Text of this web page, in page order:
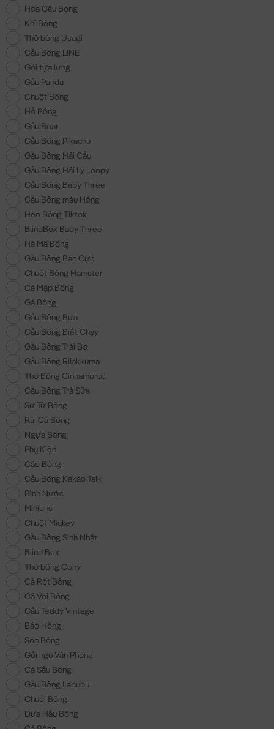
Hoa Gấu Bông
Khỉ Bông
Thỏ bông Usagi
Gấu Bông LINE
Gối tựa lưng
Gấu Panda
Chuột Bông
Hổ Bông
Gấu Bear
Gấu Bông Pikachu
Gấu Bông Hải Cẩu
Gấu Bông Hải Ly Loopy
Gấu Bông Baby Three
Gấu Bông màu Hồng
Heo Bông Tiktok
BlindBox Baby Three
Hà Mã Bông
Gấu Bông Bắc Cực
Chuột Bông Hamster
Cá Mập Bông
Gà Bông
Gấu Bông Bựa
Gấu Bông Biết Chạy
Gấu Bông Trái Bơ
Gấu Bông Rilakkuma
Thỏ Bông Cinnamoroll
Gấu Bông Trà Sữa
Sư Tử Bông
Rái Cá Bông
Ngựa Bông
Phụ Kiện
Cáo Bông
Gấu Bông Kakao Talk
Bình Nước
Minions
Chuột Mickey
Gấu Bông Sinh Nhật
Blind Box
Thỏ bông Cony
Cà Rốt Bông
Cá Voi Bông
Gấu Teddy Vintage
Báo Hồng
Sóc Bông
Gối ngủ Văn Phòng
Cá Sấu Bông
Gấu Bông Labubu
Chuối Bông
Dưa Hấu Bông